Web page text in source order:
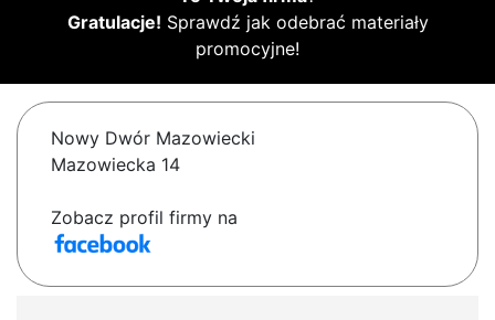
Gratulacje! Sprawdź jak odebrać materiały
promocyjne!
Nowy Dwór Mazowiecki
Mazowiecka 14
Zobacz profil firmy na